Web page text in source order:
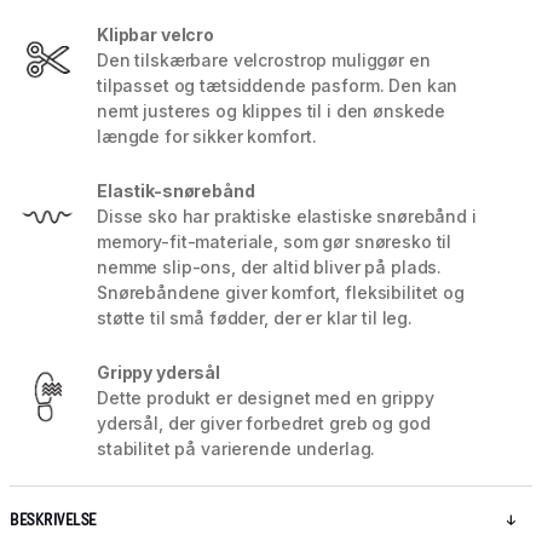
Klipbar velcro
Den tilskærbare velcrostrop muliggør en
tilpasset og tætsiddende pasform. Den kan
nemt justeres og klippes til i den ønskede
længde for sikker komfort.
Elastik-snørebånd
Disse sko har praktiske elastiske snørebånd i
memory-fit-materiale, som gør snøresko til
nemme slip-ons, der altid bliver på plads.
Snørebåndene giver komfort, fleksibilitet og
støtte til små fødder, der er klar til leg.
Grippy ydersål
Dette produkt er designet med en grippy
ydersål, der giver forbedret greb og god
stabilitet på varierende underlag.
BESKRIVELSE